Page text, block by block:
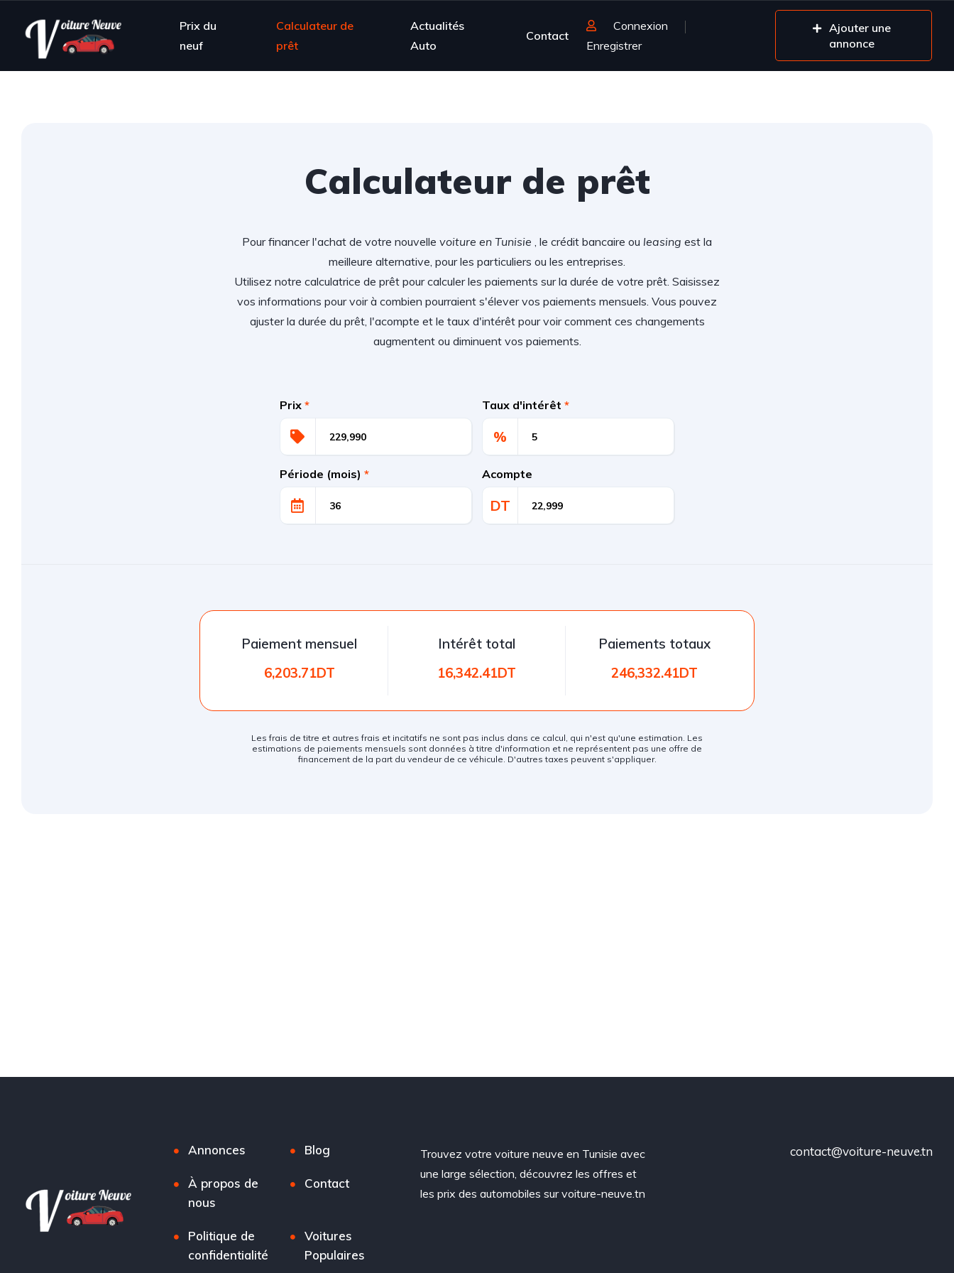
Prix du
neuf
Calculateur de
prêt
Actualités
Auto
Contact
Connexion
Enregistrer
Ajouter une
annonce
Calculateur de prêt
Pour financer l'achat de votre nouvelle voiture en Tunisie , le crédit bancaire ou leasing est la
meilleure alternative, pour les particuliers ou les entreprises.
Utilisez notre calculatrice de prêt pour calculer les paiements sur la durée de votre prêt. Saisissez
vos informations pour voir à combien pourraient s'élever vos paiements mensuels. Vous pouvez
ajuster la durée du prêt, l'acompte et le taux d'intérêt pour voir comment ces changements
augmentent ou diminuent vos paiements.
Prix * Taux d'intérêt *
%
Période (mois) * Acompte
DT
Paiement mensuel
6,203.71DT
Intérêt total
16,342.41DT
Paiements totaux
246,332.41DT
Les frais de titre et autres frais et incitatifs ne sont pas inclus dans ce calcul, qui n'est qu'une estimation. Les
estimations de paiements mensuels sont données à titre d'information et ne représentent pas une offre de
financement de la part du vendeur de ce véhicule. D'autres taxes peuvent s'appliquer.
Annonces Blog
À propos de
nous
Contact
Politique de
confidentialité
Voitures
Populaires
Trouvez votre voiture neuve en Tunisie avec
une large sélection, découvrez les offres et
les prix des automobiles sur voiture-neuve.tn
contact@voiture-neuve.tn